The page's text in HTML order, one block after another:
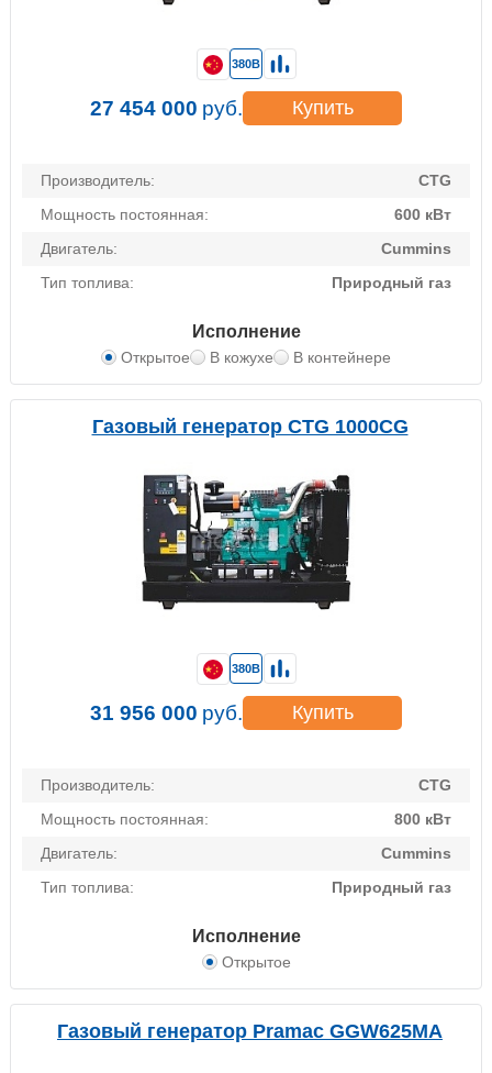
Производитель:
CTG
Мощность постоянная:
600 кВт
Двигатель:
Cummins
Тип топлива:
Природный газ
Исполнение
Открытое В кожухе В контейнере
380В
27 454 000 руб. Купить
Газовый генератор CTG 1000CG
Производитель:
CTG
Мощность постоянная:
800 кВт
Двигатель:
Cummins
Тип топлива:
Природный газ
Исполнение
Открытое
380В
31 956 000 руб. Купить
Газовый генератор Pramac GGW625MA